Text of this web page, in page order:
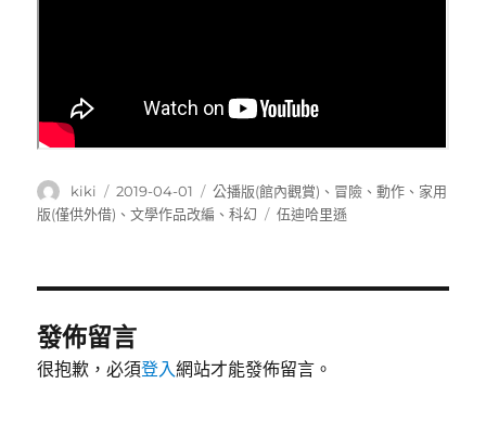
作
者
kiki
發
佈
2019-04-01
分
類
公播版(館內觀賞) 、 冒險 、動作 、 家用
版(僅供外借) 、文學作品改編 、科幻
標
伍迪哈里遜
發佈留言
很抱歉，必須登入網站才能發佈留言。